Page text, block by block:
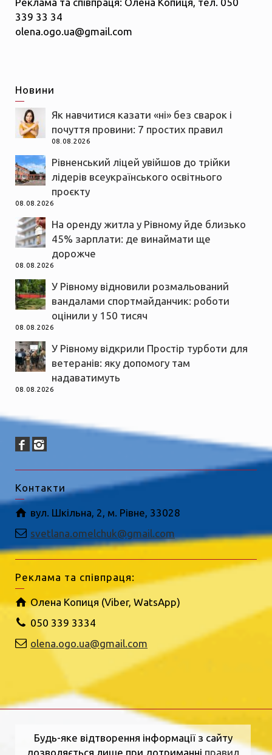
339 33 34
olena.ogo.ua@gmail.com
Новини
Як навчитися казати «ні» без сварок і
почуття провини: 7 простих правил
08.08.2026
Рівненський ліцей увійшов до трійки
лідерів всеукраїнського освітнього
проєкту
08.08.2026
На оренду житла у Рівному йде близько
45% зарплати: де винаймати ще
дорожче
08.08.2026
У Рівному відновили розмальований
вандалами спортмайданчик: роботи
оцінили у 150 тисяч
08.08.2026
У Рівному відкрили Простір турботи для
ветеранів: яку допомогу там
надаватимуть
08.08.2026
Контакти
вул. Шкільна, 2, м. Рівне, 33028
svetlana.omelchuk@gmail.com
Реклама та співпраця:
Олена Копиця (Viber, WatsApp)
050 339 3334
olena.ogo.ua@gmail.com
Будь-яке відтворення інформації з сайту
дозволяється лише при дотриманні правил